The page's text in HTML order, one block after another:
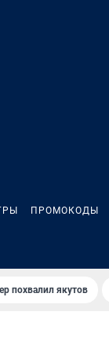
ПРОМОКОДЫ
похвалил якутов